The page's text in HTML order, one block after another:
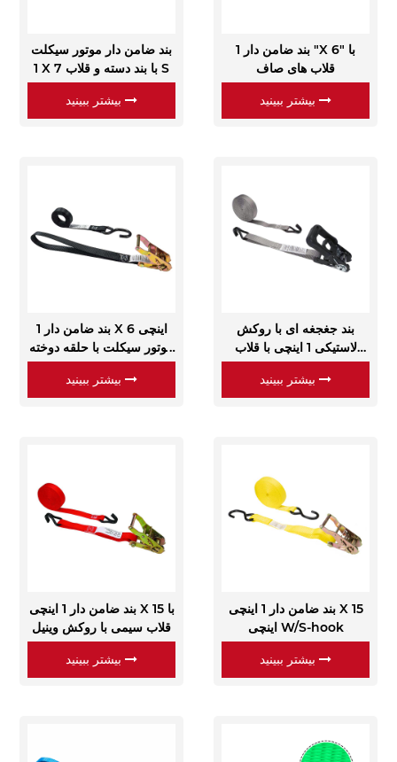
بند ضامن دار موتور سیکلت
1 X 7 با بند دسته و قلاب S
بند ضامن دار 1 "X 6" با
قلاب های صاف
بند ضامن دار 1 X 6 اینچی
موتور سیکلت با حلقه دوخته
شده 12 اینچی
بند جغجغه ای با روکش
لاستیکی 1 اینچی با قلاب
سیمی با روکش وینیل
بند ضامن دار 1 اینچی X 15 با
قلاب سیمی با روکش وینیل
بند ضامن دار 1 اینچی X 15
اینچی W/S-hook